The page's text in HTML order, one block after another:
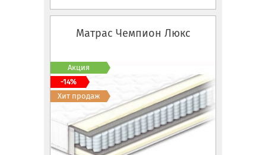
Матрас Чемпион Люкс
Акция
-14%
Хит продаж